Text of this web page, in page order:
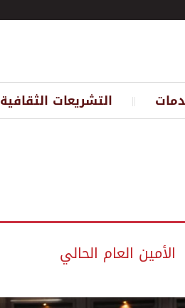
|| التشريعات الثقافية
الأمين العام الحالي